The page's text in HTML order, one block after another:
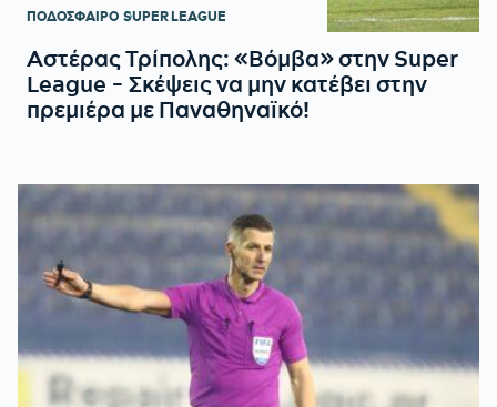
ΠΟΔΟΣΦΑΙΡΟ SUPER LEAGUE
Αστέρας Τρίπολης: «Βόμβα» στην Super
League - Σκέψεις να μην κατέβει στην
πρεμιέρα με Παναθηναϊκό!